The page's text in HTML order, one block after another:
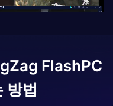
FlashPC
방법